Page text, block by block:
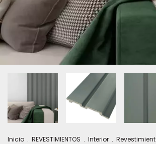
Inicio . REVESTIMIENTOS . Interior .